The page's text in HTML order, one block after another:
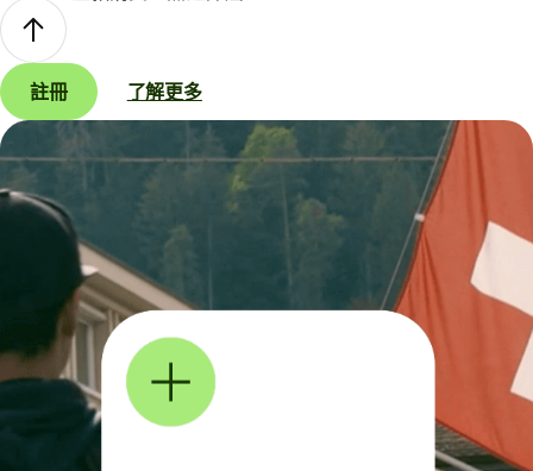
註冊 了解更多